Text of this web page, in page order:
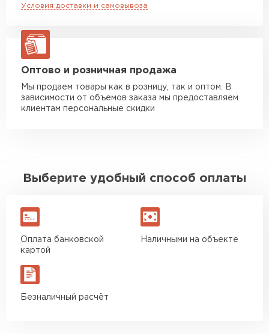
макс. длина груза 13,5 м
ЗАКАЗАТЬ С ДОСТАВКОЙ
Условия доставки и самовывоза
Оптово и розничная продажа
Мы продаем товары как в розницу, так и оптом. В
зависимости от объемов заказа мы предоставляем
клиентам персональные скидки
Выберите удобный способ оплаты
Оплата банковской
картой
Наличными на объекте
Безналичный расчёт